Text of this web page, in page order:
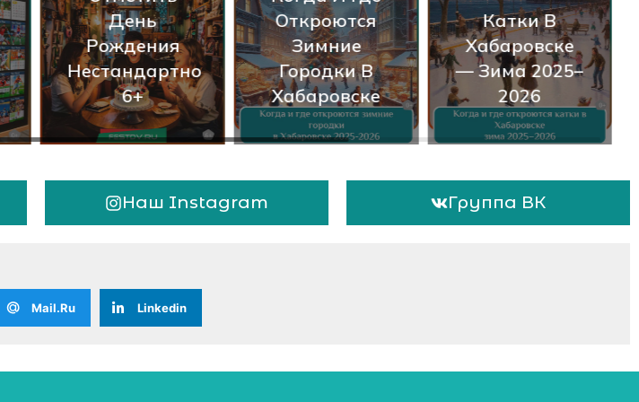
День
Рождения
Нестандартно
6+
Откроются
Зимние
Городки В
Хабаровске
Катки В
Хабаровске
— Зима 2025–
2026
Наш Instagram Группа ВК
Mail.Ru Linkedin